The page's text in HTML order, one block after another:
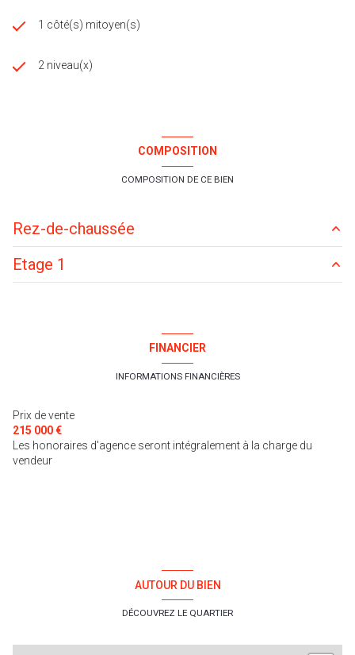
1 côté(s) mitoyen(s)
2 niveau(x)
COMPOSITION
COMPOSITION DE CE BIEN
Rez-de-chaussée
véranda
Etage 1
FINANCIER
INFORMATIONS FINANCIÈRES
Prix de vente
215 000 €
Les honoraires d'agence seront intégralement à la charge du
vendeur
AUTOUR DU BIEN
DÉCOUVREZ LE QUARTIER